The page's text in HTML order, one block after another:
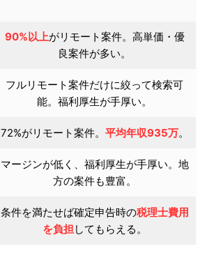
90%以上がリモート案件。高単価・優
良案件が多い。
フルリモート案件だけに絞って検索可
能。福利厚生が手厚い。
72%がリモート案件。 平均年収935万。
マージンが低く、福利厚生が手厚い。地
方の案件も豊富。
条件を満たせば確定申告時の税理士費用
を負担してもらえる。